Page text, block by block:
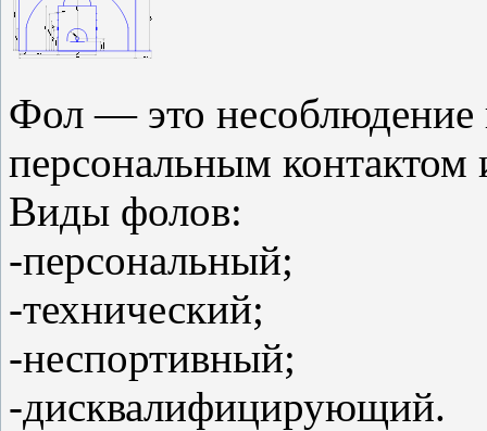
Фол — это несоблюдение
персональным
Виды фолов:
-персональный;
-технический;
-неспортивный;
-дисквалифицирующий.